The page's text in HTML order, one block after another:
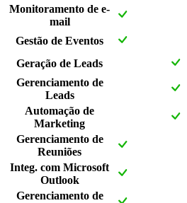
Monitoramento de e-
mail
Gestão de Eventos
Geração de Leads
Gerenciamento de
Leads
Automação de
Marketing
Gerenciamento de
Reuniões
Integ. com Microsoft
Outlook
Gerenciamento de